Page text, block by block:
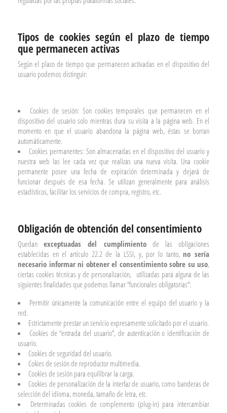
Tipos de cookies según el plazo de tiempo
que permanecen activas
Según el plazo de tiempo que permanecen activadas en el dispositivo del
usuario podemos distinguir:
Cookies de sesión: Son cookies temporales que permanecen en el
dispositivo del usuario solo mientras dura su visita a la página web. En el
momento en que el usuario abandona la página web, éstas se borran
automáticamente.
Cookies permanentes: Son almacenadas en el dispositivo del usuario y
nuestra web las lee cada vez que realizas una nueva visita. Una cookie
permanente posee una fecha de expiración determinada y dejará de
funcionar después de esa fecha. Se utilizan generalmente para análisis
estadísticos, facilitar los servicios de compra, registro, etc.
Obligación de obtención del consentimiento
Quedanexceptuadas del cumplimientode las obligaciones
establecidas en el artículo 22.2 de la LSSI, y, por lo tanto, no sería
necesario informar ni obtener el consentimiento sobre su uso,
ciertas cookies técnicas y de personalización, utilizadas para alguna de las
siguientes finalidades que podemos llamar “funcionales obligatorias”:
Permitir únicamente la comunicación entre el equipo del usuario y la
red.
Estrictamente prestar un servicio expresamente solicitado por el usuario.
Cookies de “entrada del usuario”, de autenticación o identificación de
usuario.
Cookies de seguridad del usuario.
Cokies de sesión de reproductor multimedia.
Cookies de sesión para equilibrar la carga.
Cookies de personalización de la interfaz de usuario, como banderas de
selección del idioma, moneda, tamaño de letra, etc.
Determinadas cookies de complemento (plug-in) para intercambiar